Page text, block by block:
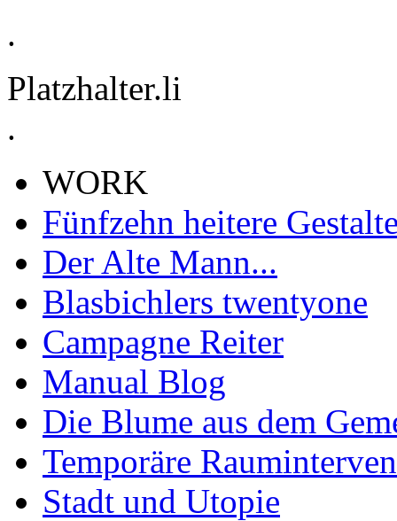
.
Platzhalter.li
.
WORK
Fünfzehn heitere
Der Alte Mann...
Blasbichlers twentyone
Campagne Reiter
Manual Blog
Die Blume aus dem
Temporäre
Stadt und Utopie